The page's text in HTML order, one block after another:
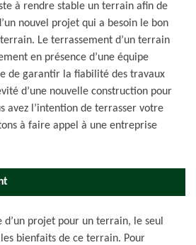
à rendre stable un terrain afin de
nouvel projet qui a besoin le bon
Le terrassement d’un terrain
en présence d’une équipe
de garantir la fiabilité des travaux
d’une nouvelle construction pour
avez l’intention de terrasser votre
à faire appel à une entreprise
projet pour un terrain, le seul
bienfaits de ce terrain. Pour